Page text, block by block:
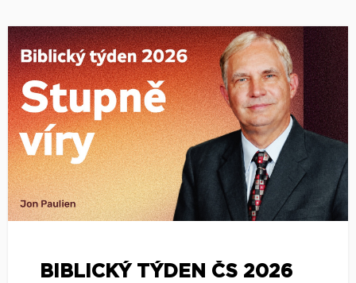
BIBLICKÝ TÝDEN ČS 2026